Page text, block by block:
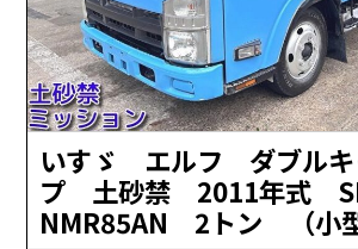
いすゞ エルフ ダブルキ
プ 土砂禁 2011年式
NMR85AN 2トン （小型